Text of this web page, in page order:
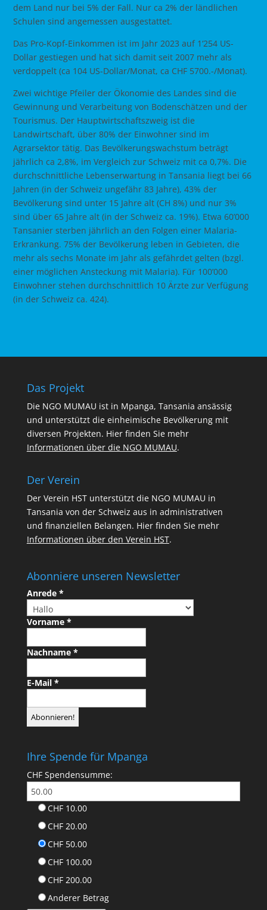
dem Land nur bei 5% der Fall. Nur ca 2% der ländlichen
Schulen sind angemessen ausgestattet.
Das Pro-Kopf-Einkommen ist im Jahr 2023 auf 1‘254 US-
Dollar gestiegen und hat sich damit seit 2007 mehr als
verdoppelt (ca 104 US-Dollar/Monat, ca CHF 5700.-/Monat).
Zwei wichtige Pfeiler der Ökonomie des Landes sind die
Gewinnung und Verarbeitung von Bodenschätzen und der
Tourismus. Der Hauptwirtschaftszweig ist die
Landwirtschaft, über 80% der Einwohner sind im
Agrarsektor tätig. Das Bevölkerungswachstum beträgt
jährlich ca 2,8%, im Vergleich zur Schweiz mit ca 0,7%. Die
durchschnittliche Lebenserwartung in Tansania liegt bei 66
Jahren (in der Schweiz ungefähr 83 Jahre), 43% der
Bevölkerung sind unter 15 Jahre alt (CH 8%) und nur 3%
sind über 65 Jahre alt (in der Schweiz ca. 19%). Etwa 60’000
Tansanier sterben jährlich an den Folgen einer Malaria-
Erkrankung. 75% der Bevölkerung leben in Gebieten, die
mehr als sechs Monate im Jahr als gefährdet gelten (bzgl.
einer möglichen Ansteckung mit Malaria). Für 100’000
Einwohner stehen durchschnittlich 10 Ärzte zur Verfügung
(in der Schweiz ca. 424).
Das Projekt
Die NGO MUMAU ist in Mpanga, Tansania ansässig
und unterstützt die einheimische Bevölkerung mit
diversen Projekten. Hier finden Sie mehr
Informationen über die NGO MUMAU.
Der Verein
Der Verein HST unterstützt die NGO MUMAU in
Tansania von der Schweiz aus in administrativen
und finanziellen Belangen. Hier finden Sie mehr
Informationen über den Verein HST.
Abonniere unseren Newsletter
Anrede *
Vorname *
Nachname *
E-Mail *
Ihre Spende für Mpanga
CHF Spendensumme:
CHF 10.00
CHF 20.00
CHF 50.00
CHF 100.00
CHF 200.00
Anderer Betrag